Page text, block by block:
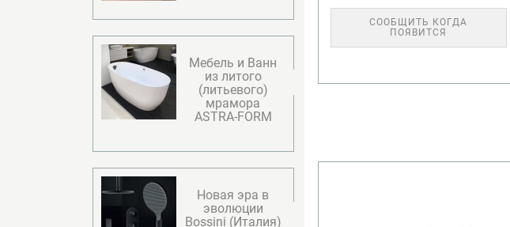
Мебель и Ванн
из литого
(литьевого)
мрамора
ASTRA-FORM
Новая эра в
эволюции
Bossini (Италия)
СООБЩИТЬ КОГДА
ПОЯВИТСЯ